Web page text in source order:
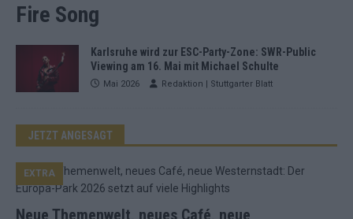
Fire Song
Karlsruhe wird zur ESC-Party-Zone: SWR-Public
Viewing am 16. Mai mit Michael Schulte
Mai 2026 Redaktion | Stuttgarter Blatt
JETZT ANGESAGT
Neue Themenwelt, neues Café, neue
EXTRA